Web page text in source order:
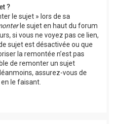
?
le sujet » lors de sa
le sujet en haut du forum
si vous ne voyez pas ce lien,
sujet est désactivée ou que
la remontée n’est pas
de remonter un sujet
assurez-vous de
le faisant.